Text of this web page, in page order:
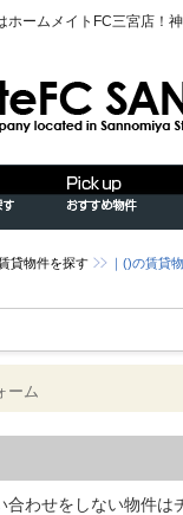
ホームメイトFC三宮店！
貸物件を探す ｜()の賃貸
ーム
わせをしない物件は